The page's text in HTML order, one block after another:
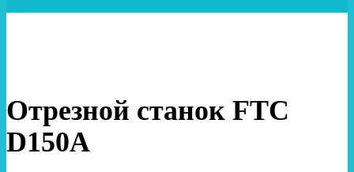
Отрезной станок FTC
D150A